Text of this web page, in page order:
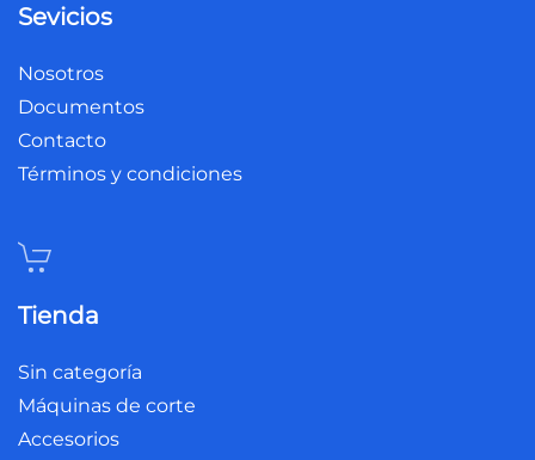
Sevicios
Nosotros
Documentos
Contacto
Términos y condiciones
Tienda
Sin categoría
Máquinas de corte
Accesorios